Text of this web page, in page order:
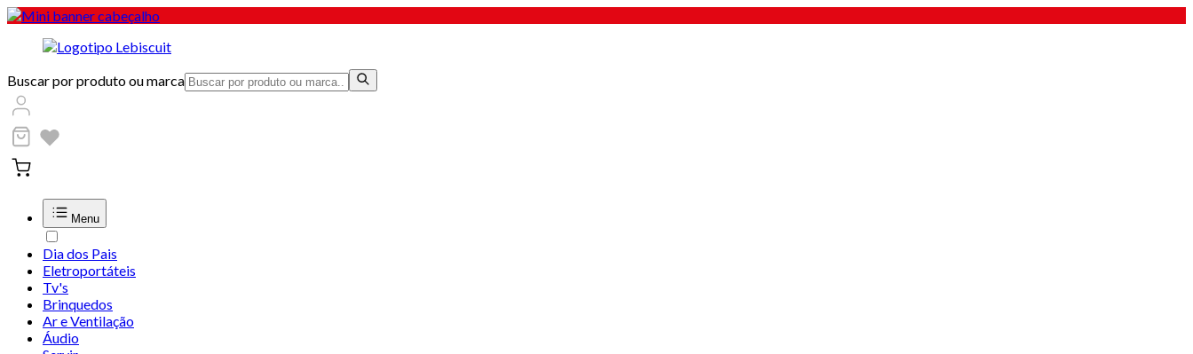
Buscar por produto ou marca
Menu
Dia dos Pais
Eletroportáteis
Tv's
Brinquedos
Ar e Ventilação
Áudio